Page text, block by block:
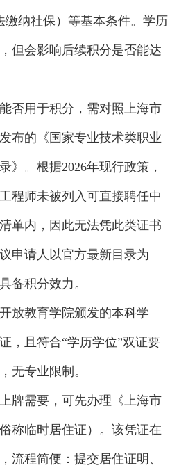
缴纳社保）等基本条件。学历
但会影响后续积分是否能达
用于积分，需对照上海市
布的《国家专业技术类职业
》。根据2026年现行政策，
程师未被列入可直接聘任中
单内，因此无法凭此类证书
申请人以官方最新目录为
备积分效力。
教育学院颁发的本科学
，且符合“学历学位”双证要
无专业限制。
需要，可先办理《上海市
称临时居住证）。该凭证在
流程简便：提交居住证明、